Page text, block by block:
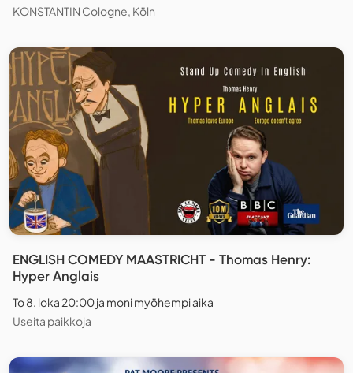
KONSTANTIN Cologne, Köln
ENGLISH COMEDY MAASTRICHT - Thomas Henry:
Hyper Anglais
To 8. loka 20:00 ja moni myöhempi aika
Useita paikkoja